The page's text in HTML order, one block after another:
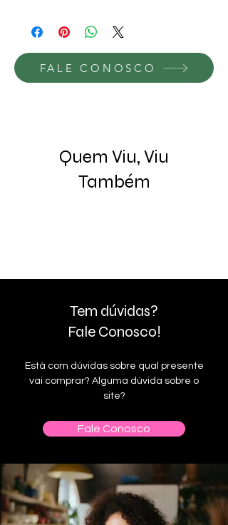
FALE CONOSCO
Quem Viu, Viu
Também
Tem dúvidas?
Fale Conosco!
Está com dúvidas sobre qual presente
vai comprar? Alguma dúvida sobre o
site?
Fale Conosco